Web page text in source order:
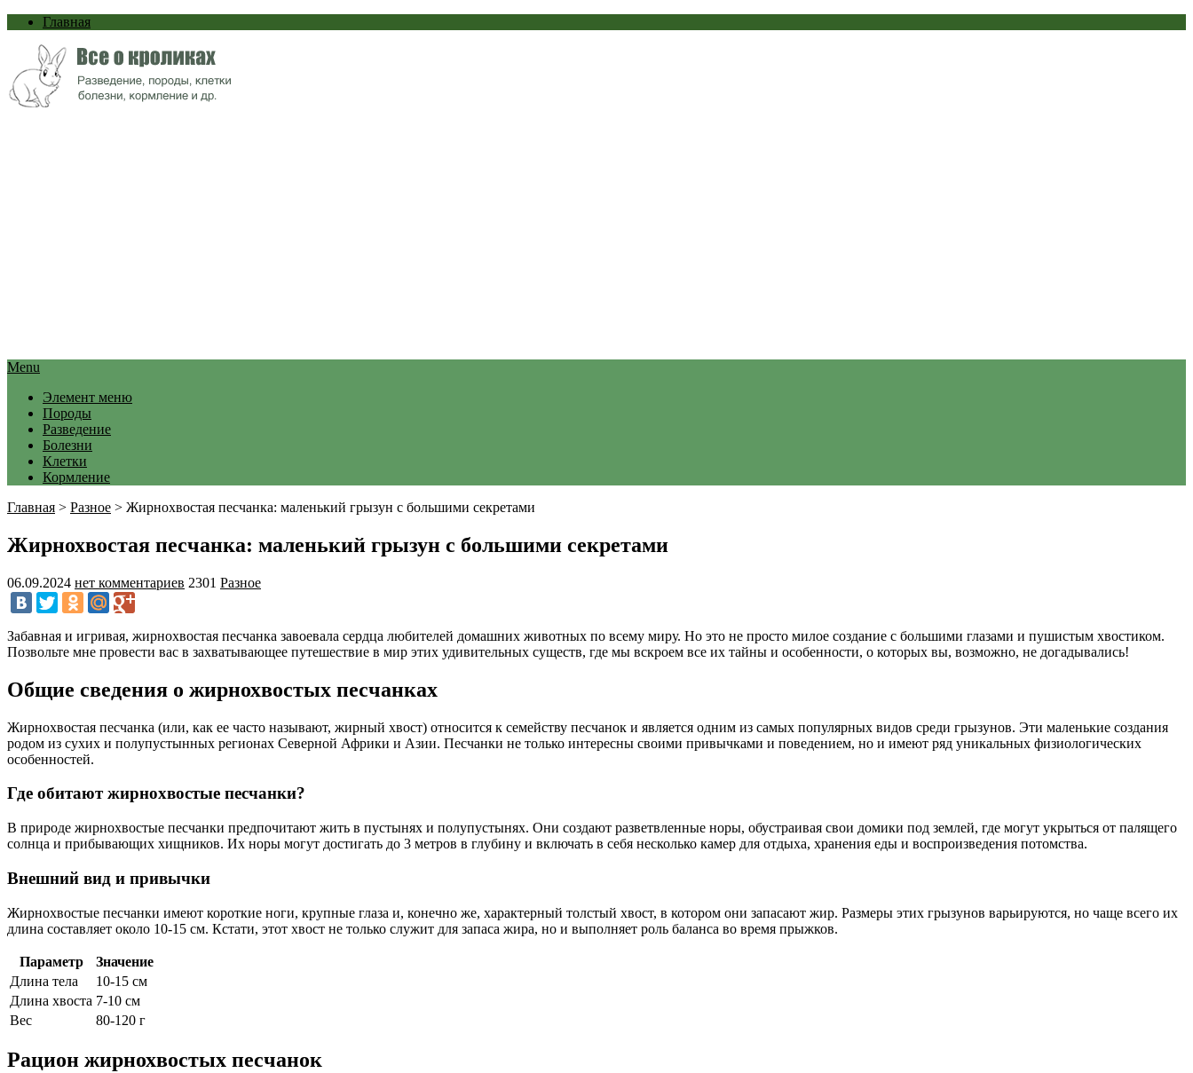
Главная
Menu
Элемент меню
Породы
Разведение
Болезни
Клетки
Кормление
Главная > Разное > Жирнохвостая песчанка: маленький грызун с большими секретами
Жирнохвостая песчанка: маленький грызун с большими секретами
06.09.2024 нет комментариев 2301 Разное
Забавная и игривая, жирнохвостая песчанка завоевала сердца любителей домашних животных по всему миру. Но это не просто милое создание с большими глазами и пушистым хвостиком.
Позвольте мне провести вас в захватывающее путешествие в мир этих удивительных существ, где мы вскроем все их тайны и особенности, о которых вы, возможно, не догадывались!
Общие сведения о жирнохвостых песчанках
Жирнохвостая песчанка (или, как ее часто называют, жирный хвост) относится к семейству песчанок и является одним из самых популярных видов среди грызунов. Эти маленькие создания
родом из сухих и полупустынных регионах Северной Африки и Азии. Песчанки не только интересны своими привычками и поведением, но и имеют ряд уникальных физиологических
особенностей.
Где обитают жирнохвостые песчанки?
В природе жирнохвостые песчанки предпочитают жить в пустынях и полупустынях. Они создают разветвленные норы, обустраивая свои домики под землей, где могут укрыться от палящего
солнца и прибывающих хищников. Их норы могут достигать до 3 метров в глубину и включать в себя несколько камер для отдыха, хранения еды и воспроизведения потомства.
Внешний вид и привычки
Жирнохвостые песчанки имеют короткие ноги, крупные глаза и, конечно же, характерный толстый хвост, в котором они запасают жир. Размеры этих грызунов варьируются, но чаще всего их
длина составляет около 10-15 см. Кстати, этот хвост не только служит для запаса жира, но и выполняет роль баланса во время прыжков.
Параметр
Значение
Длина тела
10-15 см
Длина хвоста 7-10 см
Вес
80-120 г
Рацион жирнохвостых песчанок